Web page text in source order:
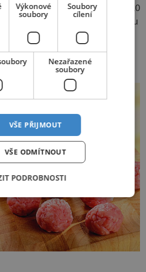
pekáčku a dáme cca na 15–20
200 °C. Po upečení panenku
a obalíme v tymiánových
10 minut odpočinout a
Výkonové
soubory
Soubory
cílení
Nezařazené
soubory
VŠE PŘIJMOUT
VŠE ODMÍTNOUT
PODROBNOSTI